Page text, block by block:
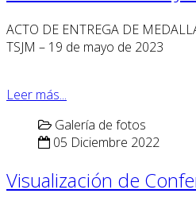
ACTO DE ENTREGA DE
TSJM – 19 de mayo de 2023
Leer más...
Galería de fotos
05 Diciembre 2022
Visualización de